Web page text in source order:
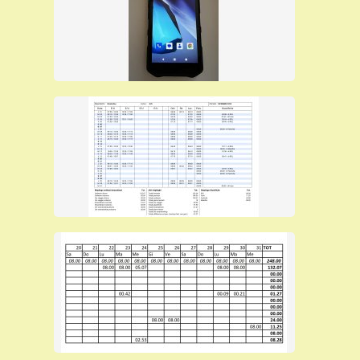
Ogni dipendente installa l’app sul proprio dispositivo, effettua il
login e facendo clic su “Start” o “Stop” invia, in automatico, la
propria posizione ed il proprio orario. Alla timbratura possono
essere associate descrizione, fotografie e firme.
Sul pannello web è possibile monitorare, in tempo reale, la
posizione delle timbrature effettuate dai dipendenti; è inoltre
possibile esportare foglio presenze, nota spese, richieste
permessi, report e molto altro ancora.
Tutto in un’unica soluzione:
- Semplice da usare: organizza e visualizza i dati anche da PC
settimanale e mensile
- Privacy: la privacy dei dipendenti viene sempre rispettata –
GDPR compliant
- Esportazioni: esporta le timbrature, fogli presenza, note spese
e permessi in Excel
- Ferie e permessi: richiedi direttamente da app ferie e
permessi, con possibilità di utilizzarli
- Nota spese: compila la tua nota spese con fotografie
- Timbrature GPS: la posizione del dipendente viene rilevata